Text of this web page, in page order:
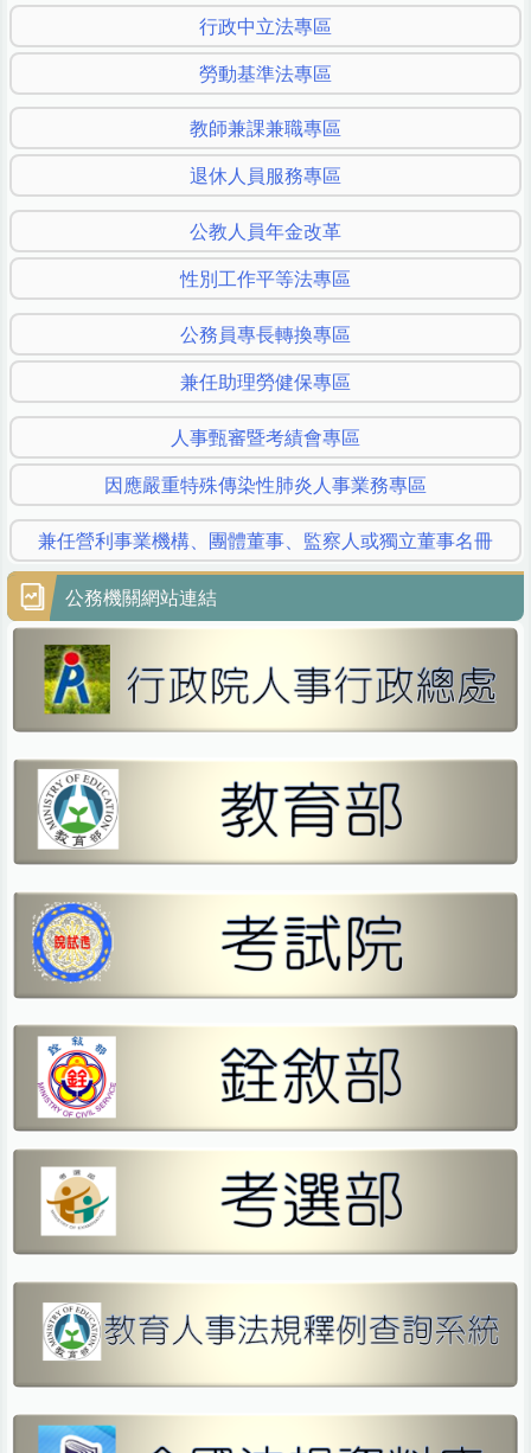
行政中立法專區
勞動基準法專區
教師兼課兼職專區
退休人員服務專區
公教人員年金改革
性別工作平等法專區
公務員專長轉換專區
兼任助理勞健保專區
人事甄審暨考績會專區
因應嚴重特殊傳染性肺炎人事業務專區
兼任營利事業機構、團體董事、監察人或獨立董事名冊
公務機關網站連結